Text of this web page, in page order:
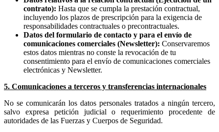
contrato): Hasta que se cumpla la prestación contractual,
incluyendo los plazos de prescripción para la exigencia de
responsabilidades contractuales o precontractuales.
Datos del formulario de contacto y para el envío de
comunicaciones comerciales (Newsletter): Conservaremos
estos datos mientras no conste la revocación de tu
consentimiento para el envío de comunicaciones comerciales
electrónicas y Newsletter.
5. Comunicaciones a terceros y transferencias internacionales
No se comunicarán los datos personales tratados a ningún tercero,
salvo expresa petición judicial o requerimiento procedente de
autoridades de las Fuerzas y Cuerpos de Seguridad.